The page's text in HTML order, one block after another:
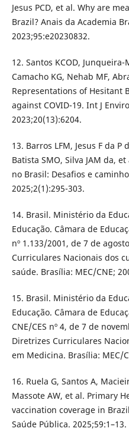
Jesus PCD, et al. Why are
Brazil? Anais da Academia
2023;95:e20230832.
12. Santos KCOD,
Camacho KG, Nehab MF,
Representations of Hesitant
against COVID-19. Int J
2023;20(13):6204.
13. Barros LFM, Jesus F da P
Batista SMO, Silva JAM da,
no Brasil: Desafios e
2025;2(1):295-303.
14. Brasil. Ministério da
Educação. Câmara de
nº 1.133/2001, de 7 de
Curriculares Nacionais dos
saúde. Brasília: MEC/CNE;
15. Brasil. Ministério da
Educação. Câmara de
CNE/CES nº 4, de 7 de
Diretrizes Curriculares
em Medicina. Brasília: MEC/
16. Ruela G, Santos A,
Massote AW, et al. Primary
vaccination coverage in
Saúde Pública. 2025;59:1–13.